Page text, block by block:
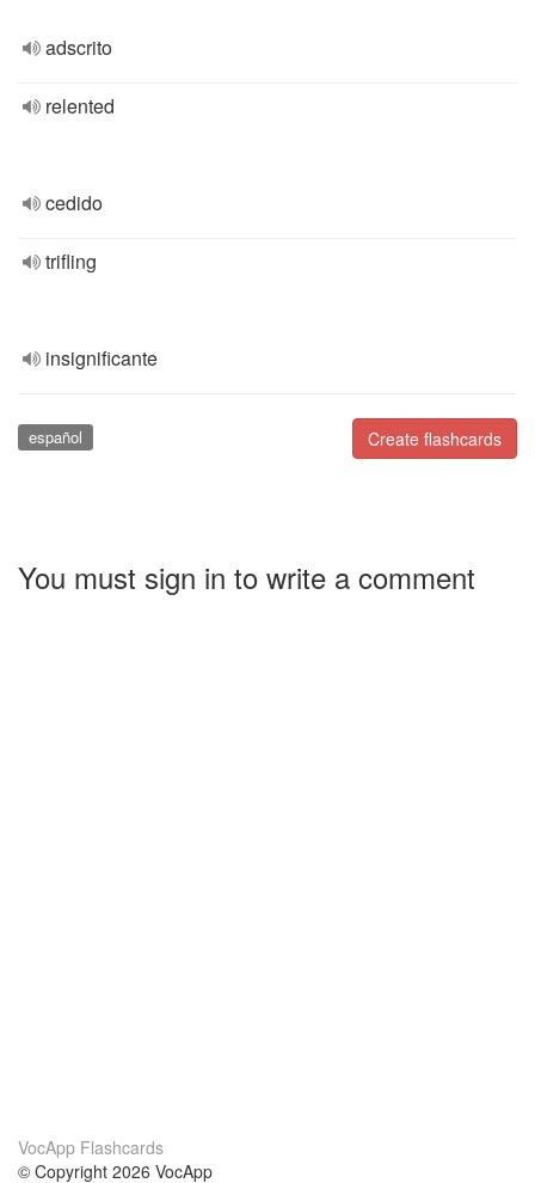
adscrito
relented
cedido
trifling
insignificante
Create flashcards
español
You must sign in to write a comment
VocApp Flashcards
© Copyright 2026 VocApp